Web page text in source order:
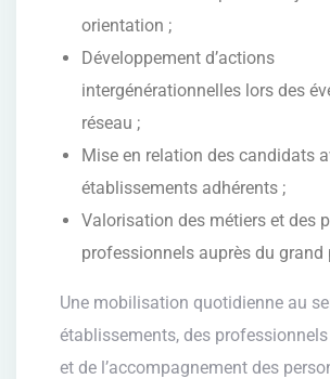
orientation ;
Développement d’actions
intergénérationnelles lors des
réseau ;
Mise en relation des candidats
établissements adhérents ;
Valorisation des métiers et des
professionnels auprès du grand
Une mobilisation quotidienne au
établissements, des
et de l’accompagnement des